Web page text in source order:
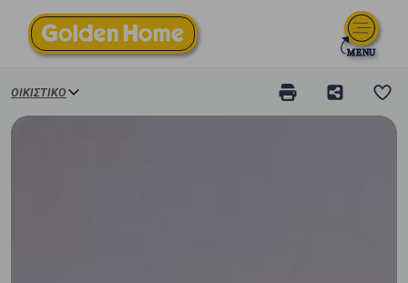
ΟΙΚΙΣΤΙΚΌ